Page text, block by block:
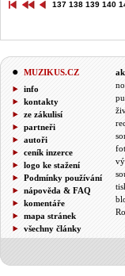
137 138 139 140
MUZIKUS.CZ
info
kontakty
ze zákulisí
partneři
autoři
ceník inzerce
logo ke stažení
Podmínky používání
nápověda & FAQ
komentáře
mapa stránek
všechny články